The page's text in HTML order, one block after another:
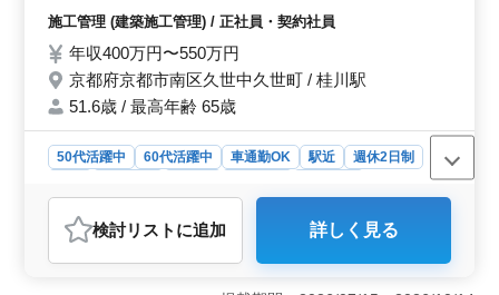
や、経験を活かして新たなチャレンジを求める方のご応
募をお待ちしています。
学スロープ、整骨院、共同住宅改修等） −業
務内容− ・発注者との打ち合わせ ・協力会
社の手配 ・資材発注 ・見積もり、積算 ・施
工管理業務（安全・工程・品質・原価） ・
竣工図書作成 ・CADでの図面修正業務 ※ベ
下さい。
施工管理 (建築施工管理) / 正社員・契約社員
年収400万円〜550万円
京都府京都市南区久世中久世町 / 桂川駅
51.6歳 / 最高年齢 65歳
50代活躍中 60代活躍中 車通勤OK 駅近
週休2日制
おすすめポイント
＜業績好調で増員＞ 新築や改修工事の施工管理の求人
です。多彩な案件があり、中高年のベテランの方も多数
活躍されています。業績好調につき増員募集です。
検討リスト に追加 詳しく見る